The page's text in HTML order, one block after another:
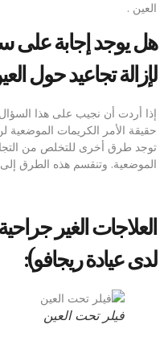
العين .
هليوجدإجابةعلى
لإزالةتجاعيدحول
إذا أردت أن نجيب على هذا
حقيقة الأمر الكريمات الموضعية
توجد طرق أخرى للتخلص من
الموضعية. وتنقسم هذه الطرق
العلاجات الغير
لدى عيادة ريجافو):
فيلر تحت العين